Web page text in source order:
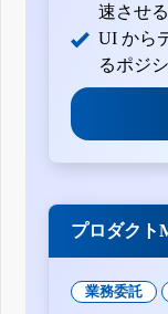
速させ
UI から
るポジ
プロダクト
業務委託